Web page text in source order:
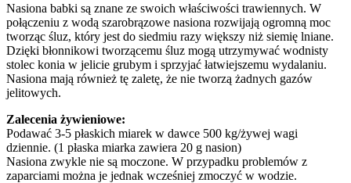
Nasiona babki są znane ze swoich właściwości trawiennych. W
połączeniu z wodą szarobrązowe nasiona rozwijają ogromną moc
tworząc śluz, który jest do siedmiu razy większy niż siemię lniane.
Dzięki błonnikowi tworzącemu śluz mogą utrzymywać wodnisty
stolec konia w jelicie grubym i sprzyjać łatwiejszemu wydalaniu.
Nasiona mają również tę zaletę, że nie tworzą żadnych gazów
jelitowych.
Zalecenia żywieniowe:
Podawać 3-5 płaskich miarek w dawce 500 kg/żywej wagi
dziennie. (1 płaska miarka zawiera 20 g nasion)
Nasiona zwykle nie są moczone. W przypadku problemów z
zaparciami można je jednak wcześniej zmoczyć w wodzie.